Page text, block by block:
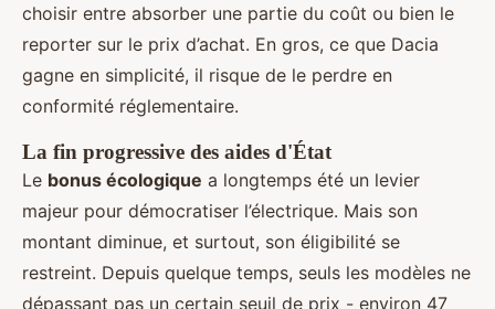
choisir entre absorber une partie du coût ou bien le
reporter sur le prix d’achat. En gros, ce que Dacia
gagne en simplicité, il risque de le perdre en
conformité réglementaire.
La fin progressive des aides d'État
Le bonus écologique a longtemps été un levier
majeur pour démocratiser l’électrique. Mais son
montant diminue, et surtout, son éligibilité se
restreint. Depuis quelque temps, seuls les modèles ne
dépassant pas un certain seuil de prix - environ 47